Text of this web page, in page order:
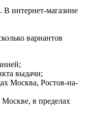
В интернет-магазине
вариантов
выдачи;
Москва, Ростов-на-
Москве, в пределах